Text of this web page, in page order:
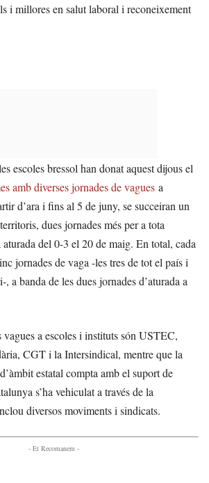
i millores en salut laboral i reconeixement
escoles bressol han donat aquest dijous el
amb diverses jornades de vagues a
d’ara i fins al 5 de juny, se succeiran un
dues jornades més per a tota
del 0-3 el 20 de maig. En total, cada
jornades de vaga -les tres de tot el país i
a banda de les dues jornades d’aturada a
vagues a escoles i instituts són USTEC,
CGT i la Intersindical, mentre que la
estatal compta amb el suport de
s’ha vehiculat a través de la
diversos moviments i sindicats.
- Et Recomanem -